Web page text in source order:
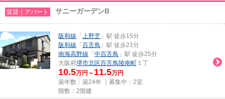
賃貸｜アパート サニーガーデンB
阪和線 「 上野芝 」駅 徒歩15分
阪和線 「 百舌鳥 」駅 徒歩21分
南海高野線 「 中百舌鳥 」駅 徒歩25分
大阪府堺市北区百舌鳥陵南町 １丁
10.5万円～ 11.5万円
築年数：築24年 ｜募集中： 2室
階数：2階建